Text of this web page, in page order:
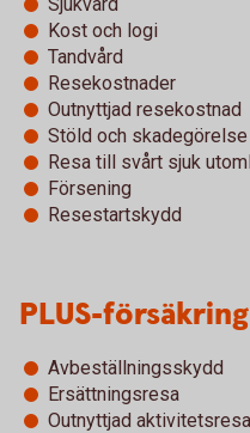
Kost och logi
Tandvård
Resekostnader
Outnyttjad resekostnad
Stöld och
Resa till svårt sjuk
Försening
Resestartskydd
PLUS-försäkring
Avbeställningsskydd
Ersättningsresa
Outnyttjad aktivitetsresa